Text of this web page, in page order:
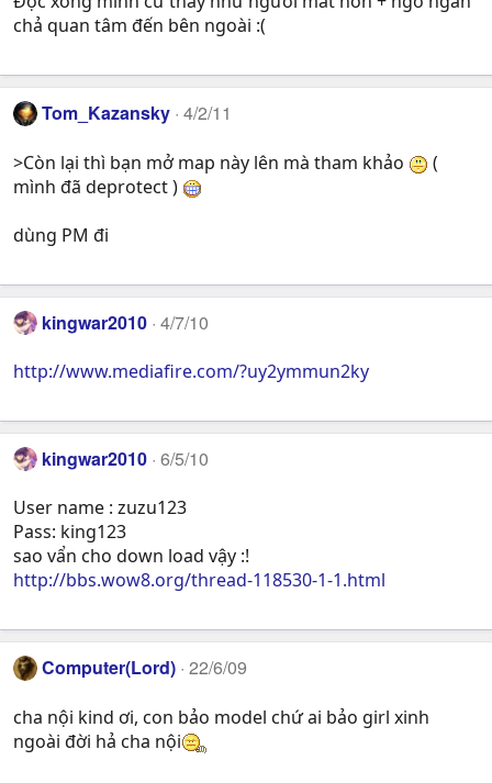
chả quan tâm đến bên ngoài :(
Tom_Kazansky 4/2/11
>Còn lại thì bạn mở map này lên mà tham khảo
(
mình đã deprotect )
dùng PM đi
kingwar2010 4/7/10
http://www.mediafire.com/?uy2ymmun2ky
kingwar2010 6/5/10
User name : zuzu123
Pass: king123
sao vẩn cho down load vậy :!
http://bbs.wow8.org/thread-118530-1-1.html
Computer(Lord) 22/6/09
cha nội kind ơi, con bảo model chứ ai bảo girl xinh
ngoài đời hả cha nội